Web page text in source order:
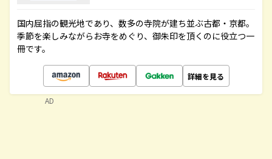
国内屈指の観光地であり、数多の寺院が建ち並ぶ古都・京都。
季節を楽しみながらお寺をめぐり、御朱印を頂くのに役立つ一
冊です。
詳細を見る
AD